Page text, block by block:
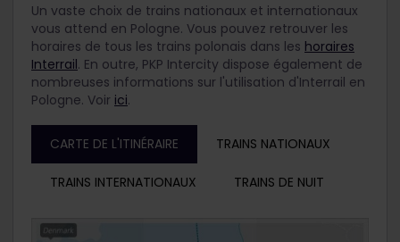
Un vaste choix de trains nationaux et internationaux
vous attend en Pologne. Vous pouvez retrouver les
horaires de tous les trains polonais dans les horaires
Interrail. En outre, PKP Intercity dispose également de
nombreuses informations sur l'utilisation d'Interrail en
Pologne. Voir ici.
CARTE DE L'ITINÉRAIRE TRAINS NATIONAUX
TRAINS INTERNATIONAUX TRAINS DE NUIT